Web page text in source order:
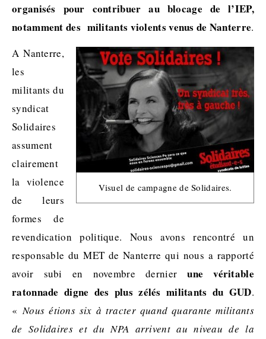
organisés pour contribuer au blocage de l’IEP,
notamment des militants violents venus de Nanterre.
Visuel de campagne de Solidaires.
A Nanterre,
les
militants du
syndicat
Solidaires
assument
clairement
la violence
de leurs
formes de
revendication politique. Nous avons rencontré un
responsable du MET de Nanterre qui nous a rapporté
avoir subi en novembre dernierune véritable
ratonnade digne des plus zélés militants du GUD.
«Nous étions six à tracter quand quarante militants
de Solidaires et du NPA arrivent au niveau de la